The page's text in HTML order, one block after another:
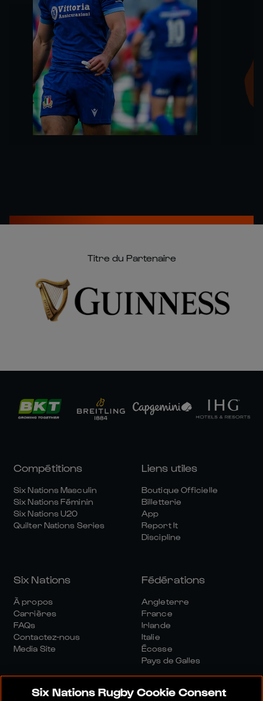
Titre du Partenaire
Compétitions
Six Nations Masculin
Six Nations Féminin
Six Nations U20
Quilter Nations Series
Liens utiles
Boutique Officielle
Billetterie
App
Report It
Discipline
Six Nations
À propos
Carrières
FAQs
Contactez-nous
Media Site
Fédérations
Angleterre
France
Irlande
Italie
Écosse
Pays de Galles
Six Nations Rugby Cookie Consent